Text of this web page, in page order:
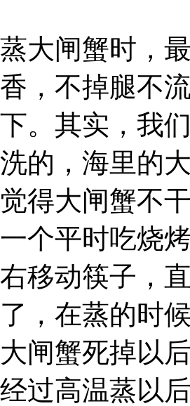
蒸大闸蟹时，
香，不掉腿不
下。其实，我
洗的，海里的
觉得大闸蟹不
一个平时吃烧
右移动筷子，
了，在蒸的时
大闸蟹死掉以
经过高温蒸以